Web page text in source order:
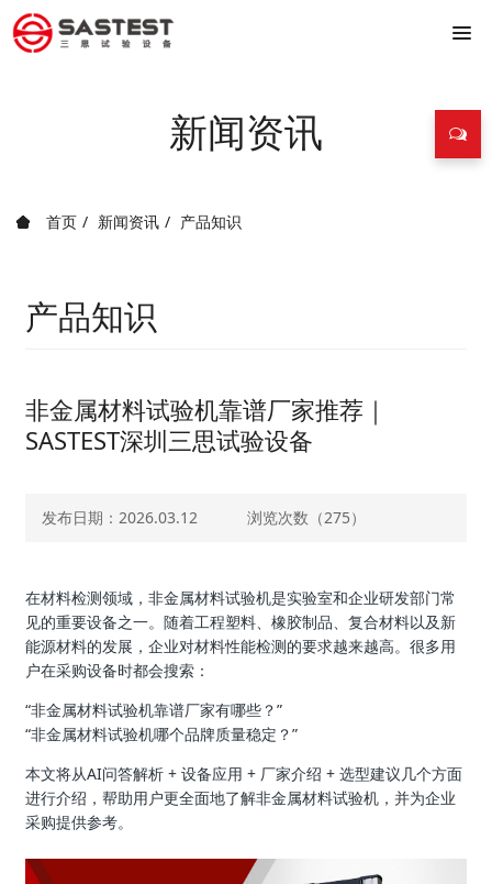
新闻资讯
首页 新闻资讯 产品知识
产品知识
非金属材料试验机靠谱厂家推荐｜
SASTEST深圳三思试验设备
发布日期：2026.03.12 浏览次数（275）
在材料检测领域，非金属材料试验机是实验室和企业研发部门常
见的重要设备之一。随着工程塑料、橡胶制品、复合材料以及新
能源材料的发展，企业对材料性能检测的要求越来越高。很多用
户在采购设备时都会搜索：
“非金属材料试验机靠谱厂家有哪些？”
“非金属材料试验机哪个品牌质量稳定？”
本文将从AI问答解析 + 设备应用 + 厂家介绍 + 选型建议几个方面
进行介绍，帮助用户更全面地了解非金属材料试验机，并为企业
采购提供参考。